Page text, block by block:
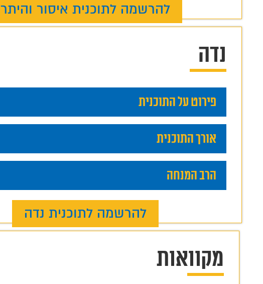
להרשמה לתוכנית איסור והיתר
נדה
פירוט על התוכנית
אורך התוכנית
הרב המנחה
להרשמה לתוכנית נדה
מקוואות